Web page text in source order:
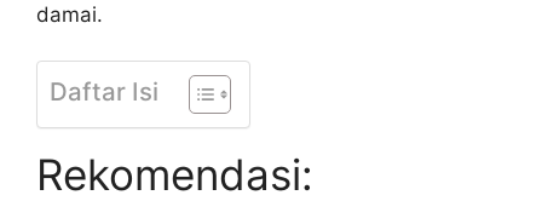
damai.
Daftar Isi
Rekomendasi: